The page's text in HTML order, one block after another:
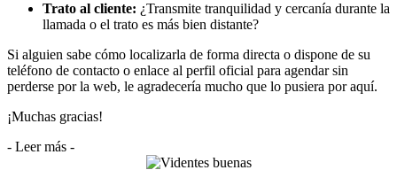
Trato al cliente: ¿Transmite tranquilidad y cercanía durante la
llamada o el trato es más bien distante?
Si alguien sabe cómo localizarla de forma directa o dispone de su
teléfono de contacto o enlace al perfil oficial para agendar sin
perderse por la web, le agradecería mucho que lo pusiera por aquí.
¡Muchas gracias!
- Leer más -